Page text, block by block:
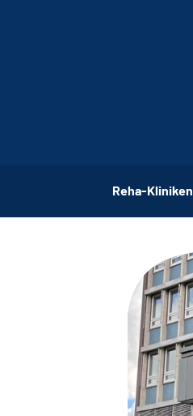
Reha-Kliniken